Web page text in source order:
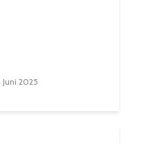
Juni 2025